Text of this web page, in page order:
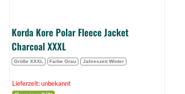
Korda Kore Polar Fleece Jacket
Charcoal XXXL
Größe XXXL Farbe Grau Jahreszeit Winter
Lieferzeit: unbekannt